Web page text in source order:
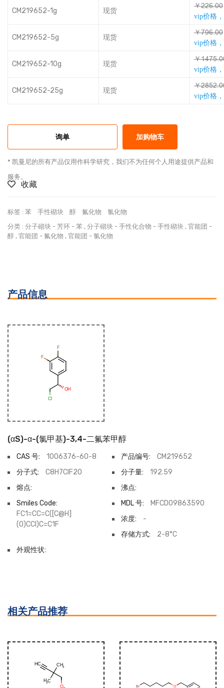
CM219652-1g 现货
￥ȁȁƙǊȬȬ
vip价格
CM219652-5g 现货
￥ƻǕƙǊȬȬ
vip价格
CM219652-10g 现货
￥
vip价格
CM219652-25g 现货
￥
vip价格
询单 加购物车
* 凯曼尼的所有产品仅用作科学研究，我们不为任何个人用途提供产品和
服务。
收藏
标签 : 苯 手性砌块 醇 氟化物
氯化物
分类 : 分子砌块 - 芳环 - 苯 , 分子砌块 - 手性化合物 - 手性砌块 , 官能团 -
醇 , 官能团 - 氟化物 , 官能团 - 氯化物
产品信息
(αS)-α-(氯甲基)-3,4-二氟苯甲醇
CAS 号: 1006376-60-8 产品编号:
CM219652
分子式:
C8H7ClF2O 分子量:
192.59
熔点:
沸点:
Smiles Code:
FC1=CC=C([C@H]
(O)CCl)C=C1F
MDL 号:
MFCD09863590
浓度:
-
存储方式:
2-8°C
外观性状:
相关产品推荐